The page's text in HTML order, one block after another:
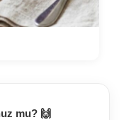
mu? 🙌